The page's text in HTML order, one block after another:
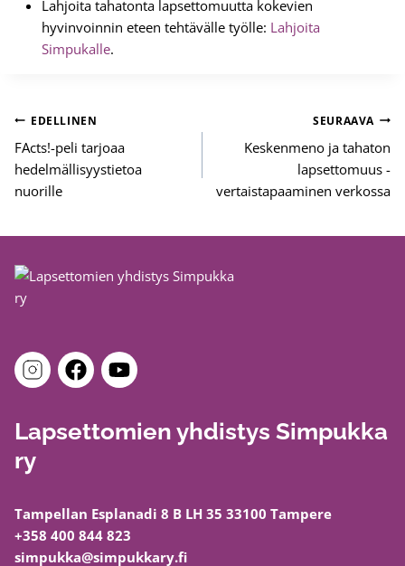
Lahjoita tahatonta lapsettomuutta kokevien
hyvinvoinnin eteen tehtävälle työlle: Lahjoita
Simpukalle.
Artikkelien
selaus
EDELLINEN
FActs!-peli tarjoaa
hedelmällisyystietoa
nuorille
SEURAAVA
Keskenmeno ja tahaton
lapsettomuus -
vertaistapaaminen verkossa
Lapsettomien yhdistys Simpukka
ry
Tampellan Esplanadi 8 B LH 35 33100 Tampere
+358 400 844 823
simpukka@simpukkary.fi